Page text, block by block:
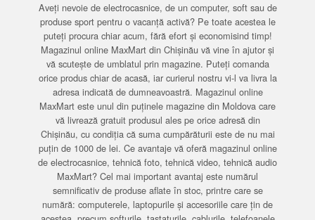
Aveți nevoie de electrocasnice, de un computer, soft sau de
produse sport pentru o vacanță activă? Pe toate acestea le
puteți procura chiar acum, fără efort și economisind timp!
Magazinul online MaxMart din Chișinău vă vine în ajutor și
vă scutește de umblatul prin magazine. Puteți comanda
orice produs chiar de acasă, iar curierul nostru vi-l va livra la
adresa indicată de dumneavoastră. Magazinul online
MaxMart este unul din puținele magazine din Moldova care
vă livrează gratuit produsul ales pe orice adresă din
Chișinău, cu condiția că suma cumpărăturii este de nu mai
puțin de 1000 de lei. Ce avantaje vă oferă magazinul online
de electrocasnice, tehnică foto, tehnică video, tehnică audio
MaxMart? Cel mai important avantaj este numărul
semnificativ de produse aflate în stoc, printre care se
numără: computerele, laptopurile și accesoriile care țin de